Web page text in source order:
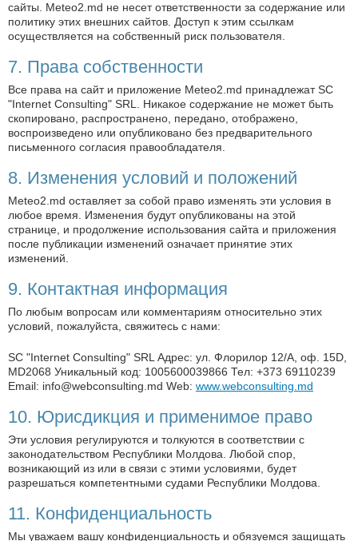
сайты. Meteo2.md не несет ответственности за содержание или
политику этих внешних сайтов. Доступ к этим ссылкам
осуществляется на собственный риск пользователя.
7. Права собственности
Все права на сайт и приложение Meteo2.md принадлежат SC
"Internet Consulting" SRL. Никакое содержание не может быть
скопировано, распространено, передано, отображено,
воспроизведено или опубликовано без предварительного
письменного согласия правообладателя.
8. Изменения условий и положений
Meteo2.md оставляет за собой право изменять эти условия в
любое время. Изменения будут опубликованы на этой
странице, и продолжение использования сайта и приложения
после публикации изменений означает принятие этих
изменений.
9. Контактная информация
По любым вопросам или комментариям относительно этих
условий, пожалуйста, свяжитесь с нами:
SC "Internet Consulting" SRL Адрес: ул. Флорилор 12/A, оф. 15D,
MD2068 Уникальный код: 1005600039866 Тел: +373 69110239
Email: info@webconsulting.md Web: www.webconsulting.md
10. Юрисдикция и применимое право
Эти условия регулируются и толкуются в соответствии с
законодательством Республики Молдова. Любой спор,
возникающий из или в связи с этими условиями, будет
разрешаться компетентными судами Республики Молдова.
11. Конфиденциальность
Мы уважаем вашу конфиденциальность и обязуемся защищать